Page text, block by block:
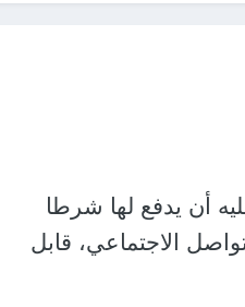
أن يدفع لها شرطا
الاجتماعي، قابل